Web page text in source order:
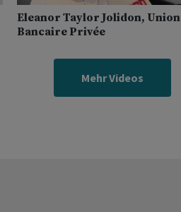
Eleanor Taylor Jolidon, Union
Bancaire Privée
Mehr Videos